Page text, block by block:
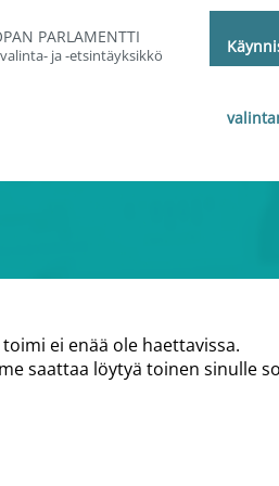
PARLAMENTTI
ja -etsintäyksikkö
ei enää ole haettavissa.
saattaa löytyä toinen sinulle